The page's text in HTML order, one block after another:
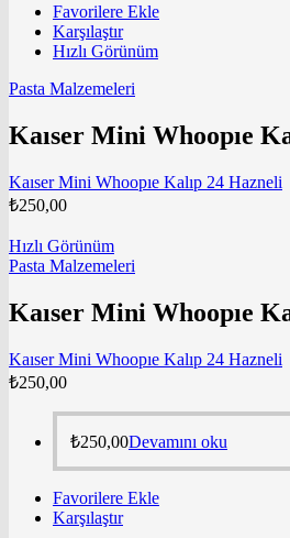
Favorilere Ekle
Karşılaştır
Hızlı Görünüm
Pasta Malzemeleri
Kaıser Mini Whoopıe
Kaıser Mini Whoopıe Kalıp 24 Hazneli
₺250,00
Hızlı Görünüm
Pasta Malzemeleri
Kaıser Mini Whoopıe
Kaıser Mini Whoopıe Kalıp 24 Hazneli
₺250,00
₺250,00Devamını oku
Favorilere Ekle
Karşılaştır